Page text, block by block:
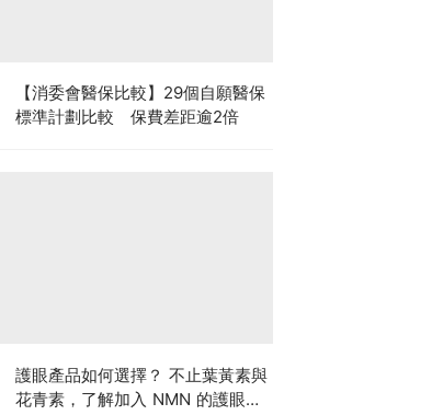
【消委會醫保比較】29個自願醫保
標準計劃比較 保費差距逾2倍
護眼產品如何選擇？ 不止葉黃素與
花青素，了解加入 NMN 的護眼方